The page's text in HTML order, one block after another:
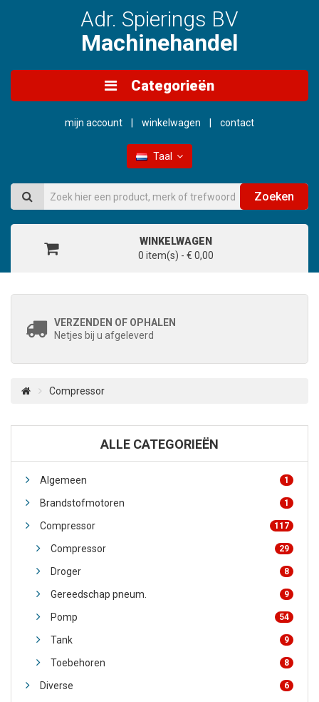
Adr. Spierings BV
Machinehandel
Categorieën
mijn account winkelwagen contact
Taal
Zoeken
WINKELWAGEN
0 item(s) - € 0,00
VERZENDEN OF OPHALEN
Netjes bij u afgeleverd
Compressor
ALLE CATEGORIEËN
Algemeen 1
Brandstofmotoren 1
Compressor 117
Compressor 29
Droger 8
Gereedschap pneum. 9
Pomp 54
Tank 9
Toebehoren 8
Diverse 6